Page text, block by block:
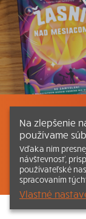
Listovať
Kontakt
© 2026
funguje aj
Na zlepšenie
používame
Vďaka nim
návštevnosť,
používateľské
spracovaním
Vlastné